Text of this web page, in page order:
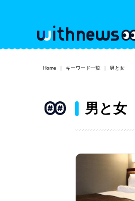
Home キーワード一覧 男と女
男と女